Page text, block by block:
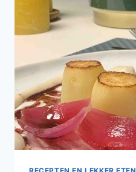
COUSCOUS